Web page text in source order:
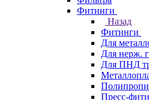
Фитинги
Назад
Фитинги
Для
Для нерж.
Для ПНД
Пресс-